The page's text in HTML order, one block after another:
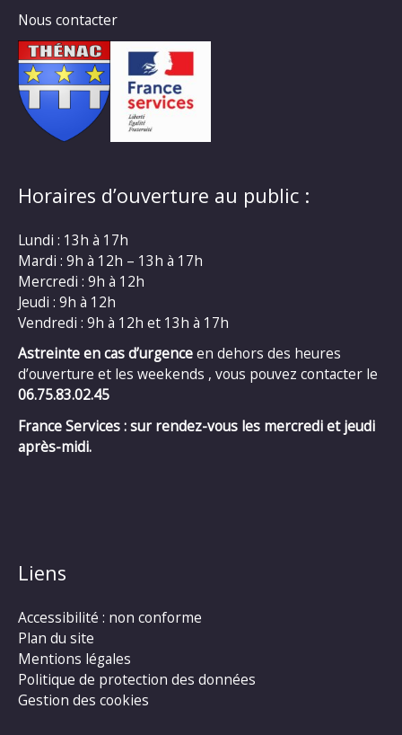
Nous contacter
Horaires d’ouverture au public :
Lundi : 13h à 17h
Mardi : 9h à 12h – 13h à 17h
Mercredi : 9h à 12h
Jeudi : 9h à 12h
Vendredi : 9h à 12h et 13h à 17h
Astreinte en cas d’urgenceen dehors des heures
d’ouverture et les weekends , vous pouvez contacter le
06.75.83.02.45
France Services : sur rendez-vous les mercredi et jeudi
après-midi.
Liens
Accessibilité : non conforme
Plan du site
Mentions légales
Politique de protection des données
Gestion des cookies